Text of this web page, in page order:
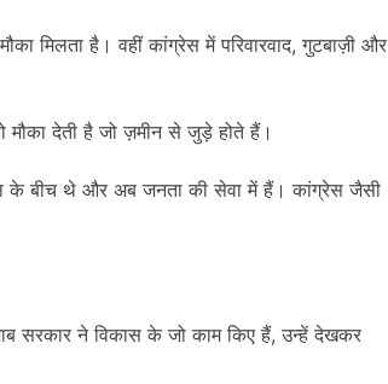
मिलता है। वहीं कांग्रेस में परिवारवाद, गुटबाज़ी और
देती है जो ज़मीन से जुड़े होते हैं।
के बीच थे और अब जनता की सेवा में हैं। कांग्रेस जैसी
सरकार ने विकास के जो काम किए हैं, उन्हें देखकर